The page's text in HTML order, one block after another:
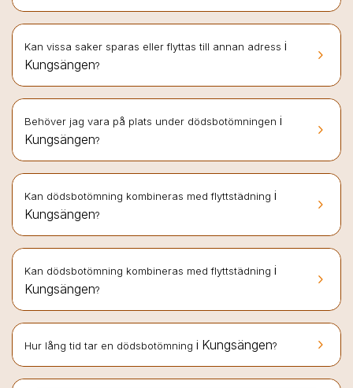
keyboard_arrow_right
Kan vissa saker sparas eller flyttas till annan adress i
Kungsängen?
keyboard_arrow_right
Behöver jag vara på plats under dödsbotömningen i
Kungsängen?
keyboard_arrow_right
Kan dödsbotömning kombineras med flyttstädning i
Kungsängen?
keyboard_arrow_right
Kan dödsbotömning kombineras med flyttstädning i
Kungsängen?
keyboard_arrow_right
Hur lång tid tar en dödsbotömning i Kungsängen?